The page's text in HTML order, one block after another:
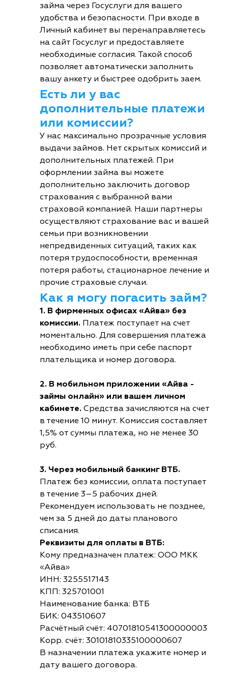
займа через Госуслуги для вашего
удобства и безопасности. При входе в
Личный кабинет вы перенаправляетесь
на сайт Госуслуг и предоставляете
необходимые согласия. Такой способ
позволяет автоматически заполнить
вашу анкету и быстрее одобрить заем.
Есть ли у вас
дополнительные платежи
или комиссии?
У нас максимально прозрачные условия
выдачи займов. Нет скрытых комиссий и
дополнительных платежей. При
оформлении займа вы можете
дополнительно заключить договор
страхования с выбранной вами
страховой компанией. Наши партнеры
осуществляют страхование вас и вашей
семьи при возникновении
непредвиденных ситуаций, таких как
потеря трудоспособности, временная
потеря работы, стационарное лечение и
прочие страховые случаи.
Как я могу погасить займ?
1. В фирменных офисах «Айва» без
комиссии. Платеж поступает на счет
моментально. Для совершения платежа
необходимо иметь при себе паспорт
плательщика и номер договора.
2. В мобильном приложении «Айва -
займы онлайн» или вашем личном
кабинете. Средства зачисляются на счет
в течение 10 минут. Комиссия составляет
1,5% от суммы платежа, но не менее 30
руб.
3. Через мобильный банкинг ВТБ.
Платеж без комиссии, оплата поступает
в течение 3–5 рабочих дней.
Рекомендуем использовать не позднее,
чем за 5 дней до даты планового
списания.
Реквизиты для оплаты в ВТБ:
Кому предназначен платеж: ООО МКК
«Айва»
ИНН: 3255517143
КПП: 325701001
Наименование банка: ВТБ
БИК: 043510607
Расчётный счёт: 40701810541300000003
Корр. счёт: 30101810335100000607
В назначении платежа укажите номер и
дату вашего договора.